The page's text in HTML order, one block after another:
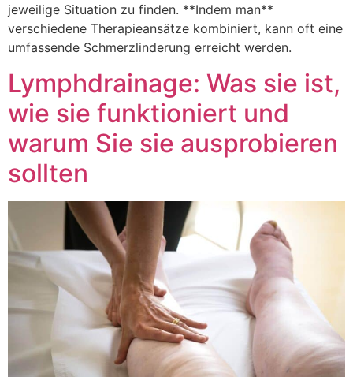
jeweilige Situation zu finden. **Indem man**
verschiedene Therapieansätze kombiniert, kann oft eine
umfassende Schmerzlinderung erreicht werden.
Lymphdrainage: Was sie ist,
wie sie funktioniert und
warum Sie sie ausprobieren
sollten